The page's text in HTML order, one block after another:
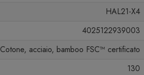
HAL21-X4
4025122939003
Cotone, acciaio, bamboo FSC™ certificato
130